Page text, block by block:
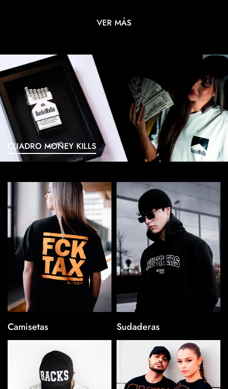
VER MÁS
CUADRO MONEY KILLS
Camisetas Sudaderas